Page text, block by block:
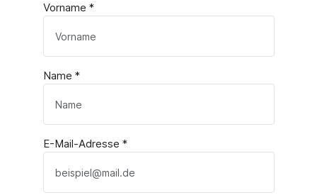
Vorname *
Name *
E-Mail-Adresse *